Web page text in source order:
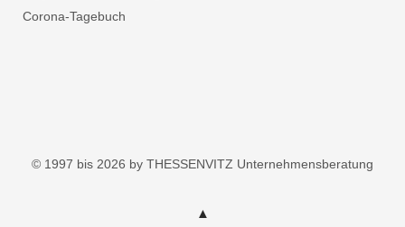
Corona-Tagebuch
© 1997 bis 2026 by THESSENVITZ Unternehmensberatung